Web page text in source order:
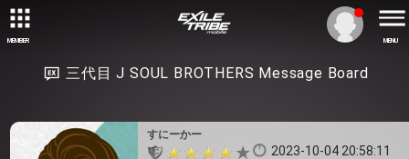
MEMBER MENU
三代目 J SOUL BROTHERS Message Board
すにーかー
2023-10-04 20:58:11